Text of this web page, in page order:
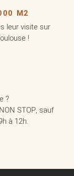
M2
leur visite sur
!
?
STOP, sauf
à 12h.